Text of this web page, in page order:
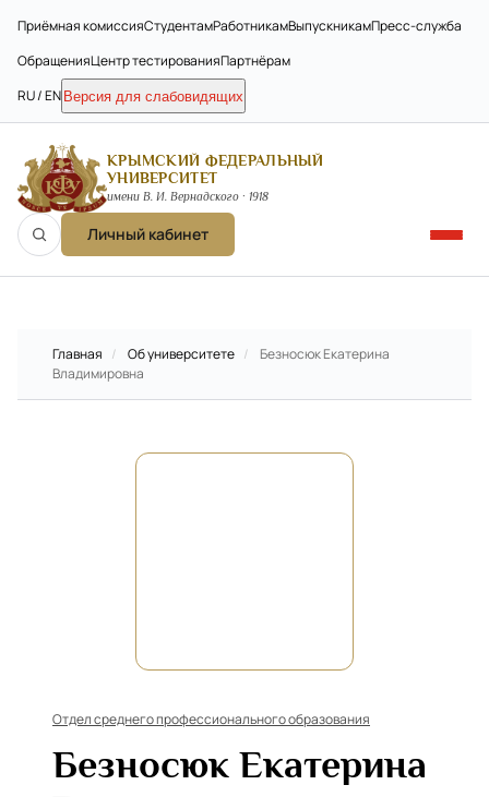
Приёмная комиссияСтудентамРаботникамВыпускникамПресс-служба
ОбращенияЦентр тестированияПартнёрам
RU / EN Версия для слабовидящих
КРЫМСКИЙ ФЕДЕРАЛЬНЫЙ
УНИВЕРСИТЕТ
имени В. И. Вернадского · 1918
Личный кабинет
Главная / Об университете /
Безносюк Екатерина
Владимировна
Отдел среднего профессионального образования
Безносюк Екатерина